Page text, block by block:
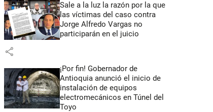
Sale a la luz la razón por la que
las víctimas del caso contra
Jorge Alfredo Vargas no
participarán en el juicio
share
¡Por fin! Gobernador de
Antioquia anunció el inicio de
instalación de equipos
electromecánicos en Túnel del
Toyo